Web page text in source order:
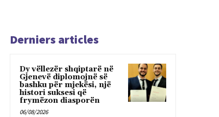
Derniers articles
Dy vëllezër shqiptarë në
Gjenevë diplomojnë së
bashku për mjekësi, një
histori suksesi që
frymëzon diasporën
06/08/2026